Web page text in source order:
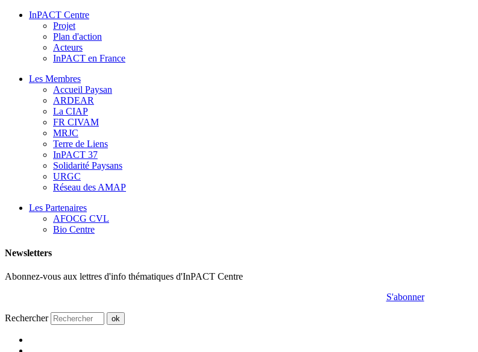
InPACT Centre
Projet
Plan d'action
Acteurs
InPACT en France
Les Membres
Accueil Paysan
ARDEAR
La CIAP
FR CIVAM
MRJC
Terre de Liens
InPACT 37
Solidarité Paysans
URGC
Réseau des AMAP
Les Partenaires
AFOCG CVL
Bio Centre
Newsletters
Abonnez-vous aux lettres d'info thématiques d'InPACT Centre
S'abonner
Rechercher ok